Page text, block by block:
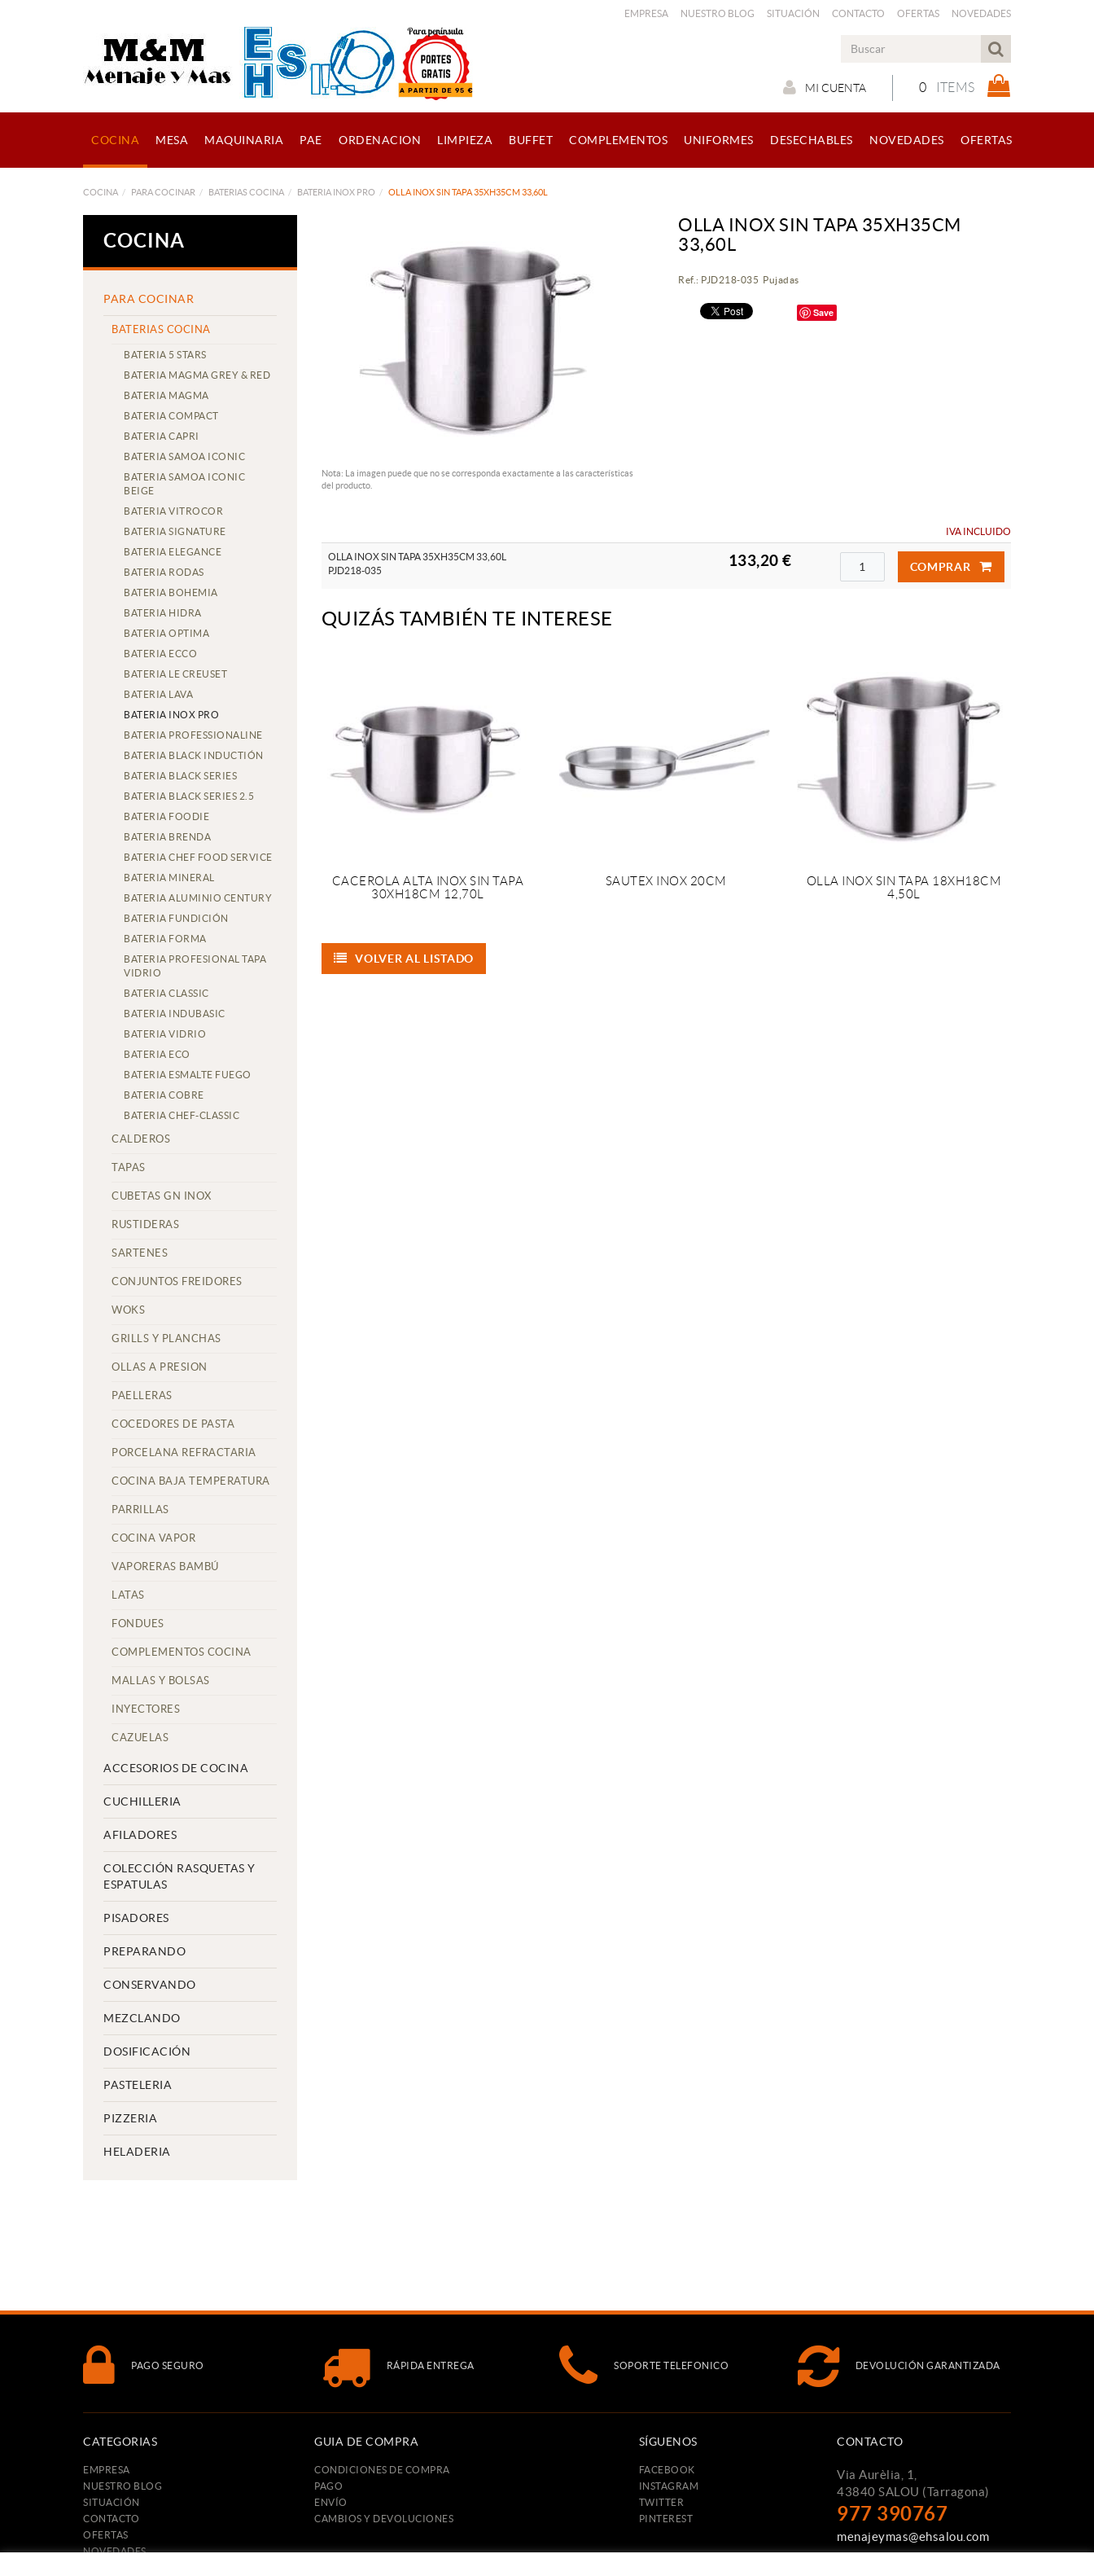
EMPRESA NUESTRO BLOG SITUACIÓN CONTACTO OFERTAS NOVEDADES
0 ITEMS
MI CUENTA
COCINA MESA MAQUINARIA PAE ORDENACION LIMPIEZA BUFFET COMPLEMENTOS UNIFORMES DESECHABLES NOVEDADES OFERTAS
COCINA PARA COCINAR BATERIAS COCINA BATERIA INOX PRO OLLA INOX SIN TAPA 35XH35CM 33,60L
COCINA
PARA COCINAR
BATERIAS COCINA
BATERIA 5 STARS
BATERIA MAGMA GREY & RED
BATERIA MAGMA
BATERIA COMPACT
BATERIA CAPRI
BATERIA SAMOA ICONIC
BATERIA SAMOA ICONIC
BEIGE
BATERIA VITROCOR
BATERIA SIGNATURE
BATERIA ELEGANCE
BATERIA RODAS
BATERIA BOHEMIA
BATERIA HIDRA
BATERIA OPTIMA
BATERIA ECCO
BATERIA LE CREUSET
BATERIA LAVA
BATERIA INOX PRO
BATERIA PROFESSIONALINE
BATERIA BLACK INDUCTIÓN
BATERIA BLACK SERIES
BATERIA BLACK SERIES 2.5
BATERIA FOODIE
BATERIA BRENDA
BATERIA CHEF FOOD SERVICE
BATERIA MINERAL
BATERIA ALUMINIO CENTURY
BATERIA FUNDICIÓN
BATERIA FORMA
BATERIA PROFESIONAL TAPA
VIDRIO
BATERIA CLASSIC
BATERIA INDUBASIC
BATERIA VIDRIO
BATERIA ECO
BATERIA ESMALTE FUEGO
BATERIA COBRE
BATERIA CHEF-CLASSIC
CALDEROS
TAPAS
CUBETAS GN INOX
RUSTIDERAS
SARTENES
CONJUNTOS FREIDORES
WOKS
GRILLS Y PLANCHAS
OLLAS A PRESION
PAELLERAS
COCEDORES DE PASTA
PORCELANA REFRACTARIA
COCINA BAJA TEMPERATURA
PARRILLAS
COCINA VAPOR
VAPORERAS BAMBÚ
LATAS
FONDUES
COMPLEMENTOS COCINA
MALLAS Y BOLSAS
INYECTORES
CAZUELAS
ACCESORIOS DE COCINA
CUCHILLERIA
AFILADORES
COLECCIÓN RASQUETAS Y
ESPATULAS
PISADORES
PREPARANDO
CONSERVANDO
MEZCLANDO
DOSIFICACIÓN
PASTELERIA
PIZZERIA
HELADERIA
Nota: La imagen puede que no se corresponda exactamente a las características
del producto.
OLLA INOX SIN TAPA 35XH35CM
33,60L
Ref.: PJD218-035 Pujadas
Save
IVA INCLUIDO
OLLA INOX SIN TAPA 35XH35CM 33,60L
PJD218-035
133,20 € COMPRAR
QUIZÁS TAMBIÉN TE INTERESE
CACEROLA ALTA INOX SIN TAPA
30XH18CM 12,70L
SAUTEX INOX 20CM
OLLA INOX SIN TAPA 18XH18CM
4,50L
VOLVER AL LISTADO
PAGO SEGURO RÁPIDA ENTREGA SOPORTE TELEFONICO DEVOLUCIÓN GARANTIZADA
CATEGORIAS
EMPRESA
NUESTRO BLOG
SITUACIÓN
CONTACTO
OFERTAS
NOVEDADES
GUIA DE COMPRA
CONDICIONES DE COMPRA
PAGO
ENVÍO
CAMBIOS Y DEVOLUCIONES
SÍGUENOS
FACEBOOK
INSTAGRAM
TWITTER
PINTEREST
CONTACTO
Via Aurèlia, 1,
43840 SALOU (Tarragona)
977 390767
menajeymas@ehsalou.com